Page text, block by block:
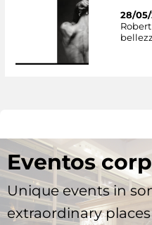
28/
Eventos
Unique events in
extraordinary